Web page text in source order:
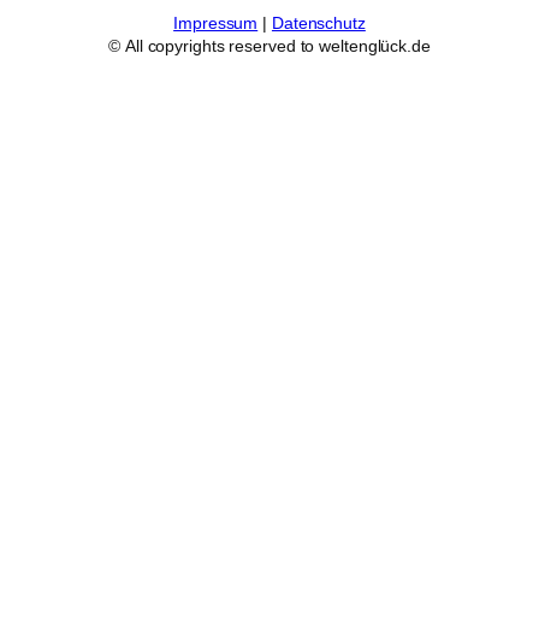
b
t
a
Impressum | Datenschutz
© All copyrights reserved to weltenglück.de